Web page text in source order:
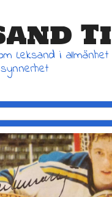
Leksand i allmänhet